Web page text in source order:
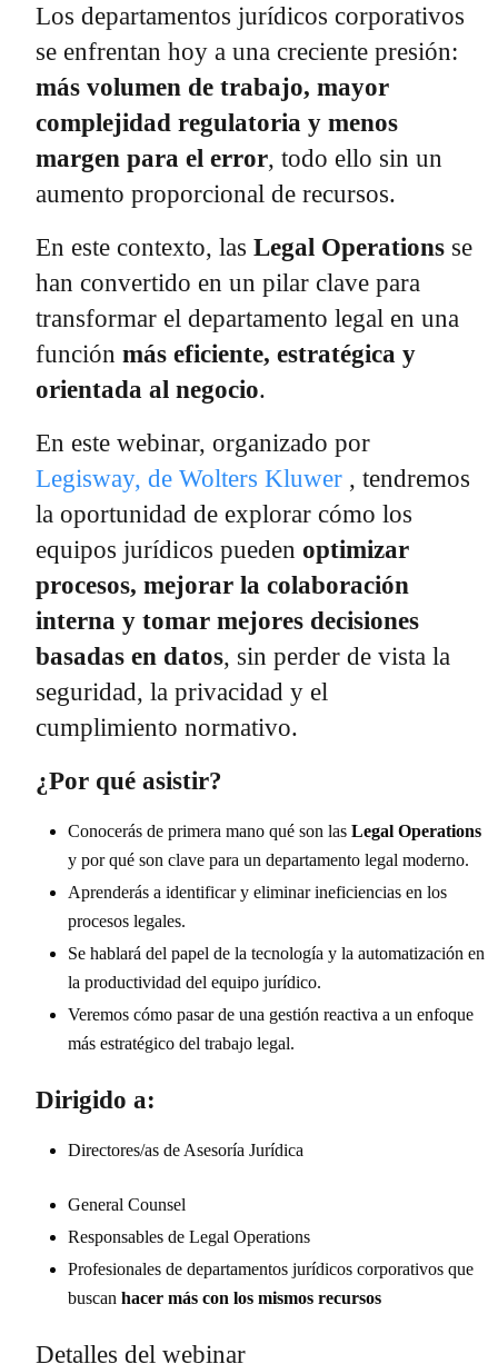
Los departamentos jurídicos corporativos
se enfrentan hoy a una creciente presión:
más volumen de trabajo, mayor
complejidad regulatoria y menos
margen para el error, todo ello sin un
aumento proporcional de recursos.
En este contexto, las Legal Operations se
han convertido en un pilar clave para
transformar el departamento legal en una
función más eficiente, estratégica y
orientada al negocio.
En este webinar, organizado por
Legisway, de Wolters Kluwer , tendremos
la oportunidad de explorar cómo los
equipos jurídicos pueden optimizar
procesos, mejorar la colaboración
interna y tomar mejores decisiones
basadas en datos, sin perder de vista la
seguridad, la privacidad y el
cumplimiento normativo.
¿Por qué asistir?
Conocerás de primera mano qué son las Legal Operations
y por qué son clave para un departamento legal moderno.
Aprenderás a identificar y eliminar ineficiencias en los
procesos legales.
Se hablará del papel de la tecnología y la automatización en
la productividad del equipo jurídico.
Veremos cómo pasar de una gestión reactiva a un enfoque
más estratégico del trabajo legal.
Dirigido a:
Directores/as de Asesoría Jurídica
General Counsel
Responsables de Legal Operations
Profesionales de departamentos jurídicos corporativos que
buscan hacer más con los mismos recursos
Detalles del webinar